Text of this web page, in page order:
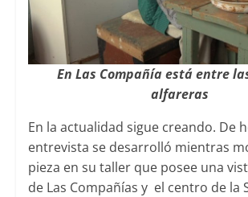
En Las Compañía está entre
alfareras
En la actualidad sigue creando. De
entrevista se desarrolló mientras
pieza en su taller que posee una
de Las Compañías y el centro de la